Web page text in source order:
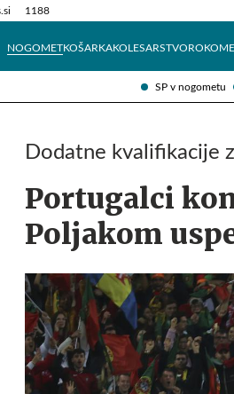
SP v nogometu
1188
NOGOMETKOŠARKAKOLESARSTVO
Tehnik
Dodatne kvalifikacije
Portugalci
Poljakom